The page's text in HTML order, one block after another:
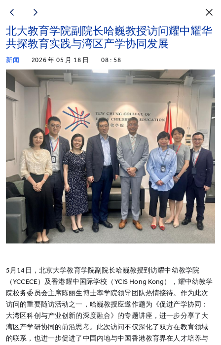
北大教育学院副院长哈巍教授访问耀中耀华
共探教育实践与湾区产学协同发展
新闻 2026 年 05 月 18 日 08 : 58
5月14日，北京大学教育学院副院长哈巍教授到访耀中幼教学院
（YCCECE）及香港耀中国际学校（YCIS Hong Kong），耀中幼教学
院校务委员会主席陈丽生博士率学院领导团队热情接待。作为此次
访问的重要随访活动之一，哈巍教授应邀作题为《促进产学协同：
大湾区科创与产业创新的深度融合》的专题讲座，进一步分享了大
湾区产学研协同的前沿思考。此次访问不仅深化了双方在教育领域
的联系，也进一步促进了中国内地与中国香港教育界在人才培养与